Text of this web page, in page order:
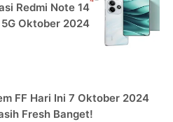
Redmi Note 14
5G Oktober 2024
FF Hari Ini 7 Oktober 2024
Fresh Banget!